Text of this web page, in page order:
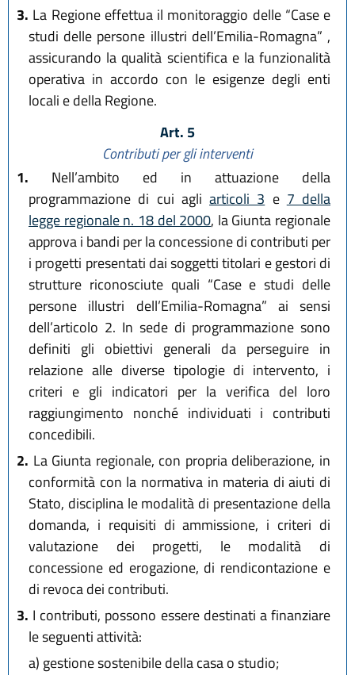
3. La Regione effettua il monitoraggio delle “Case e
studi delle persone illustri dell’Emilia-Romagna” ,
assicurando la qualità scientifica e la funzionalità
operativa in accordo con le esigenze degli enti
locali e della Regione.
Art. 5
Contributi per gli interventi
1. Nell’ambito ed in attuazione della
programmazione di cui agli articoli 3 e 7 della
legge regionale n. 18 del 2000, la Giunta regionale
approva i bandi per la concessione di contributi per
i progetti presentati dai soggetti titolari e gestori di
strutture riconosciute quali “Case e studi delle
persone illustri dell’Emilia-Romagna” ai sensi
dell’articolo 2. In sede di programmazione sono
definiti gli obiettivi generali da perseguire in
relazione alle diverse tipologie di intervento, i
criteri e gli indicatori per la verifica del loro
raggiungimento nonché individuati i contributi
concedibili.
2. La Giunta regionale, con propria deliberazione, in
conformità con la normativa in materia di aiuti di
Stato, disciplina le modalità di presentazione della
domanda, i requisiti di ammissione, i criteri di
valutazione dei progetti, le modalità di
concessione ed erogazione, di rendicontazione e
di revoca dei contributi.
3. I contributi, possono essere destinati a finanziare
le seguenti attività:
a) gestione sostenibile della casa o studio;